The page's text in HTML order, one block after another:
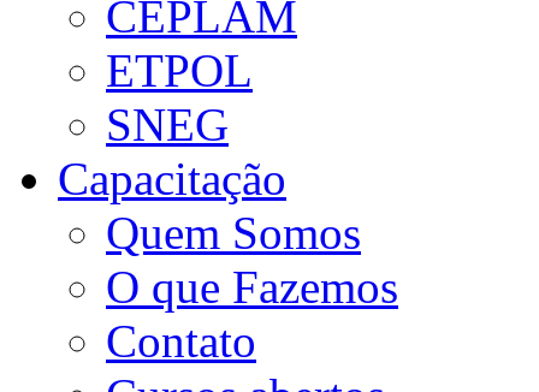
CEPLAM
ETPOL
SNEG
Capacitação
Quem Somos
O que Fazemos
Contato